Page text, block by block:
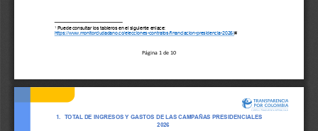
Página 1 de 10
1 Puede consultar los tableros en el siguiente enlace:
https://www.monitorciudadano.co/elecciones-contratos/financiacion-presidencia-2026/#
1. TOTAL DE INGRESOS Y GASTOS DE LAS CAMPAÑAS PRESIDENCIALES
2026